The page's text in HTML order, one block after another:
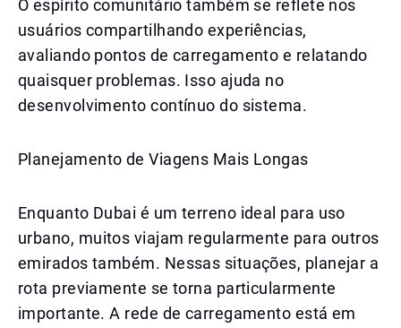
O espírito comunitário também se reflete nos
usuários compartilhando experiências,
avaliando pontos de carregamento e relatando
quaisquer problemas. Isso ajuda no
desenvolvimento contínuo do sistema.
Planejamento de Viagens Mais Longas
Enquanto Dubai é um terreno ideal para uso
urbano, muitos viajam regularmente para outros
emirados também. Nessas situações, planejar a
rota previamente se torna particularmente
importante. A rede de carregamento está em